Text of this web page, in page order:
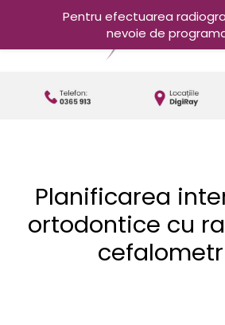
Planificarea
ortodontice cu
Pentru efectuarea
nevoie de